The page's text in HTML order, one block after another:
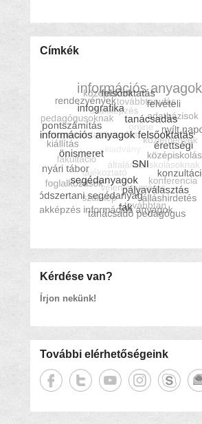
Címkék
Kérdése van?
Írjon nekünk!
További elérhetőségeink